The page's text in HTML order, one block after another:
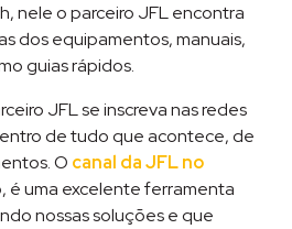
nele o parceiro JFL encontra
dos equipamentos, manuais,
guias rápidos.
JFL se inscreva nas redes
de tudo que acontece, de
O canal da JFL no
é uma excelente ferramenta
nossas soluções e que